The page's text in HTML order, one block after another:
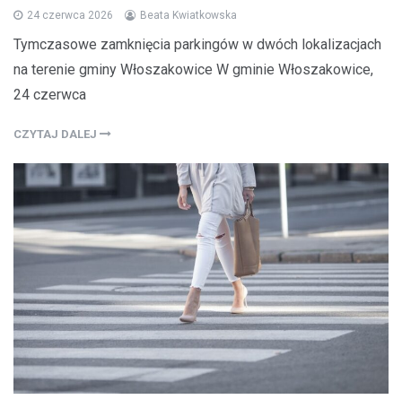
24 czerwca 2026 Beata Kwiatkowska
Tymczasowe zamknięcia parkingów w dwóch lokalizacjach
na terenie gminy Włoszakowice W gminie Włoszakowice,
24 czerwca
CZYTAJ DALEJ